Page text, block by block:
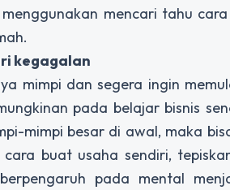
menggunakan mencari tahu
kegagalan
mimpi dan segera ingin
pada belajar bisnis
mimpi besar di awal, maka
cara buat usaha sendiri,
pada mental